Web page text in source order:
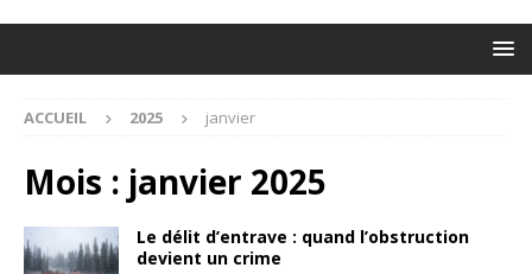
ACCUEIL 2025 janvier
Mois : janvier 2025
Le délit d’entrave : quand l’obstruction
devient un crime